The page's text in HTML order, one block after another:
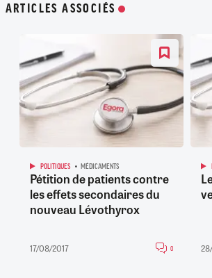
ARTICLES ASSOCIÉS
POLITIQUES MÉDICAMENTS
Pétition de patients contre
les effets secondaires du
nouveau Lévothyrox
17/08/2017 0